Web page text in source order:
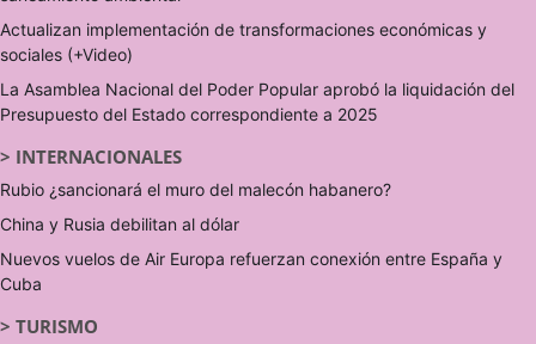
Actualizan implementación de transformaciones económicas y
sociales (+Video)
La Asamblea Nacional del Poder Popular aprobó la liquidación del
Presupuesto del Estado correspondiente a 2025
> INTERNACIONALES
Rubio ¿sancionará el muro del malecón habanero?
China y Rusia debilitan al dólar
Nuevos vuelos de Air Europa refuerzan conexión entre España y
Cuba
> TURISMO